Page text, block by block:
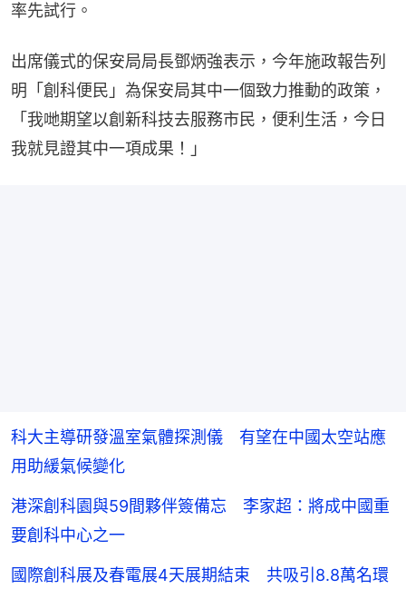
率先試行。
出席儀式的保安局局長鄧炳強表示，今年施政報告列
明「創科便民」為保安局其中一個致力推動的政策，
「我哋期望以創新科技去服務市民，便利生活，今日
我就見證其中一項成果！」
科大主導研發溫室氣體探測儀 有望在中國太空站應
用助緩氣候變化
港深創科園與59間夥伴簽備忘 李家超：將成中國重
要創科中心之一
國際創科展及春電展4天展期結束 共吸引8.8萬名環